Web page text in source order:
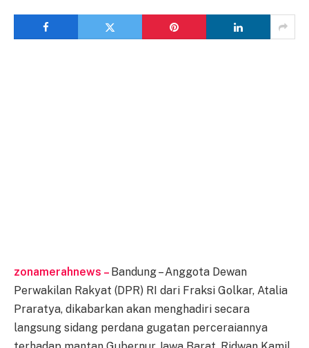
zonamerahnews – Bandung – Anggota Dewan
Perwakilan Rakyat (DPR) RI dari Fraksi Golkar, Atalia
Praratya, dikabarkan akan menghadiri secara
langsung sidang perdana gugatan perceraiannya